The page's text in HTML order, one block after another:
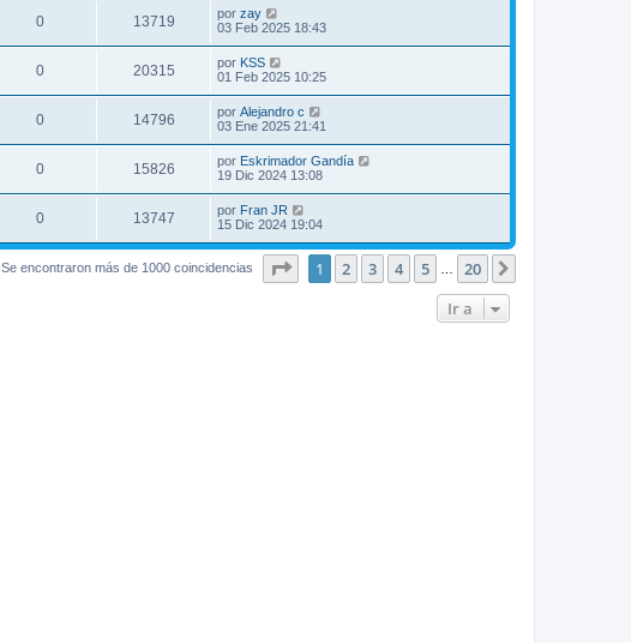
0 13719 por zay
03 Feb 2025 18:43
0 20315 por KSS
01 Feb 2025 10:25
0 14796 por Alejandro c
03 Ene 2025 21:41
0 15826 por Eskrimador Gandía
19 Dic 2024 13:08
0 13747 por Fran JR
15 Dic 2024 19:04
Se encontraron más de 1000 coincidencias Página1 de 20
1 2 3 4 5 20
Ir a